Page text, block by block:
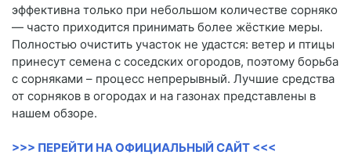
эффективна только при небольшом количестве сорняко
— часто приходится принимать более жёсткие меры.
Полностью очистить участок не удастся: ветер и птицы
принесут семена с соседских огородов, поэтому борьба
с сорняками – процесс непрерывный. Лучшие средства
от сорняков в огородах и на газонах представлены в
нашем обзоре.
>>> ПЕРЕЙТИ НА ОФИЦИАЛЬНЫЙ САЙТ <<<